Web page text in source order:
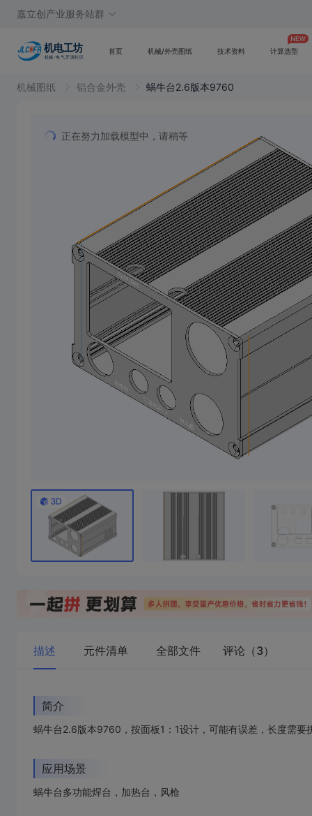
嘉立创产业服务站群
首页 机械/外壳图纸 技术资料 计算选型
机械图纸 铝合金外壳 蜗牛台2.6版本9760
正在努力加载模型中，请稍等
￥15 .00/件
￥52.89
描述 元件清单 全部文件 评论（3）
简介
蜗牛台2.6版本9760，按面板1：1设计，可能有误差，长度需要
应用场景
蜗牛台多功能焊台，加热台，风枪